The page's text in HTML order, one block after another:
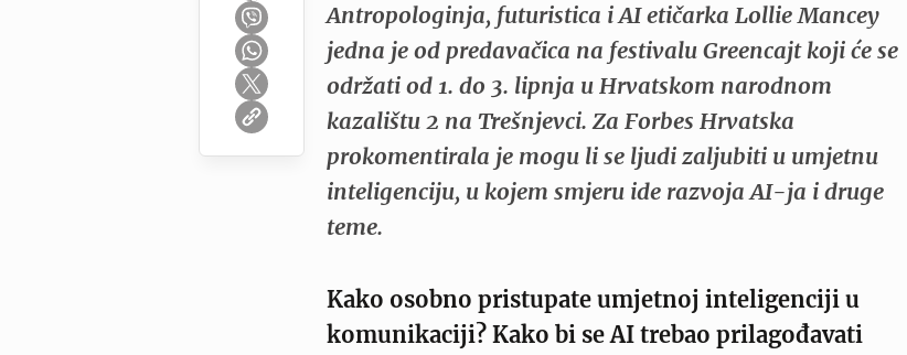
Antropologinja, futuristica i AI etičarka Lollie Mancey
jedna je od predavačica na festivalu Greencajt koji će se
održati od 1. do 3. lipnja u Hrvatskom narodnom
kazalištu 2 na Trešnjevci. Za Forbes Hrvatska
prokomentirala je mogu li se ljudi zaljubiti u umjetnu
inteligenciju, u kojem smjeru ide razvoja AI-ja i druge
teme.
Kako osobno pristupate umjetnoj inteligenciji u
komunikaciji? Kako bi se AI trebao prilagođavati